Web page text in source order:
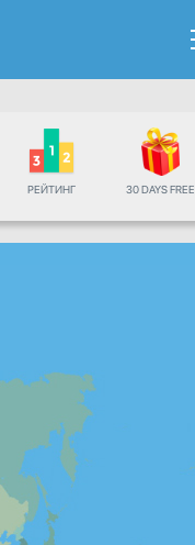
РЕЙТИНГ 30 DAYS FREE